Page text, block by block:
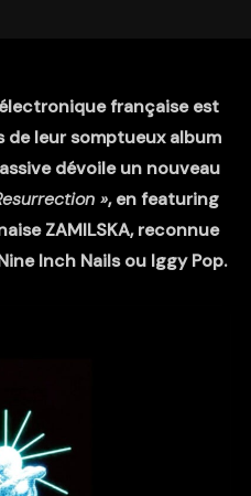
française est
de leur somptueux album
dévoile un nouveau
», en featuring
ZAMILSKA, reconnue
Inch Nails ou Iggy Pop.